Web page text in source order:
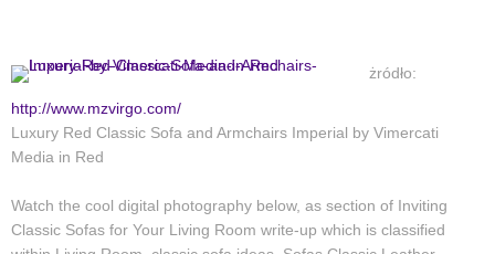
żródło:
http://www.mzvirgo.com/
Luxury Red Classic Sofa and Armchairs Imperial by Vimercati
Media in Red
Watch the cool digital photography below, as section of Inviting
Classic Sofas for Your Living Room write-up which is classified